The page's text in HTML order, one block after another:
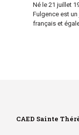
Né le 21 juillet
Fulgence est
français et
CAED Sainte